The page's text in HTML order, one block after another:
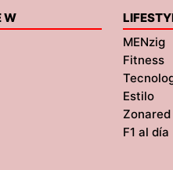
W
MENzig
Fitness
Estilo
Zonared
F1 al día